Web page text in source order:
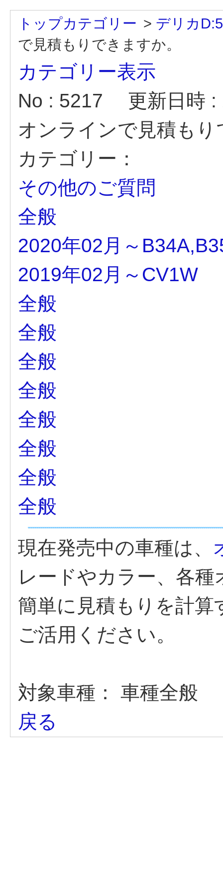
トップカテゴリー > デリカD:5
で見積もりできますか。
カテゴリー表示
No : 5217
更新日時
オンラインで見積も
カテゴリー：
その他のご質問
全般
2020年02月～
2019年02月～CV1W
全般
全般
全般
全般
全般
全般
全般
全般
現在発売中の車種は、
レードやカラー、各
簡単に見積もりを計
ご活用ください。
対象車種：
車種全般
戻る